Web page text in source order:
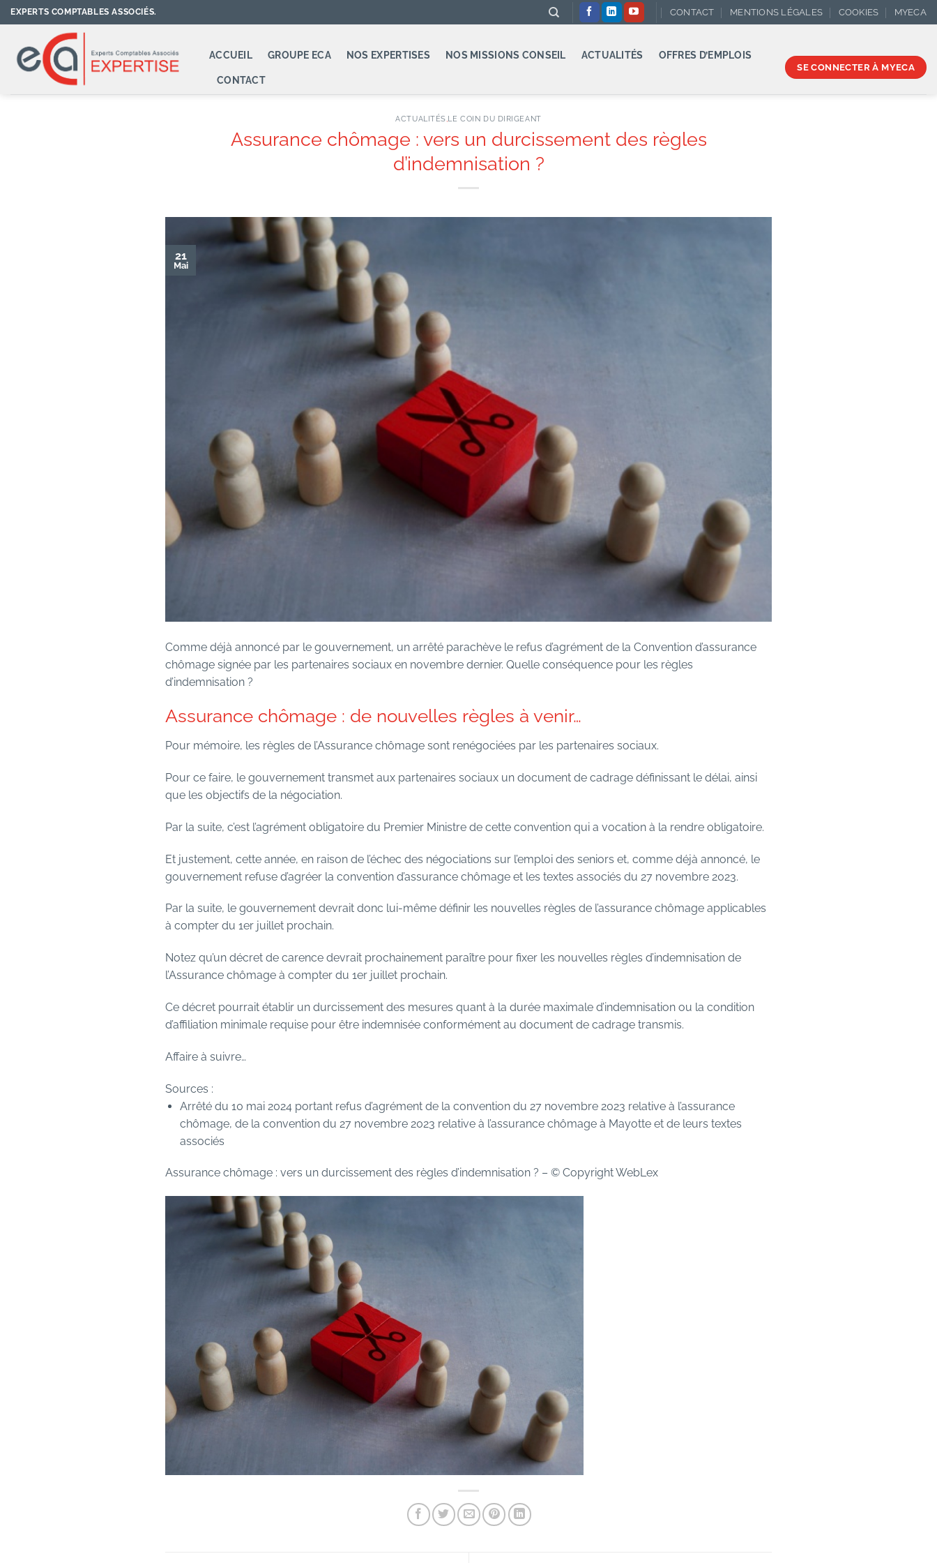
Passer
au
contenu
EXPERTS COMPTABLES ASSOCIÉS. CONTACT MENTIONS LÉGALES COOKIES MYECA
ACCUEIL GROUPE ECA NOS EXPERTISES NOS MISSIONS CONSEIL ACTUALITÉS OFFRES D’EMPLOIS
CONTACT
SE CONNECTER À MYECA
ACTUALITÉS,LE COIN DU DIRIGEANT
Assurance chômage : vers un durcissement des règles
d’indemnisation ?
21
Mai
Comme déjà annoncé par le gouvernement, un arrêté parachève le refus d’agrément de la Convention d’assurance
chômage signée par les partenaires sociaux en novembre dernier. Quelle conséquence pour les règles
d’indemnisation ?
Assurance chômage : de nouvelles règles à venir…
Pour mémoire, les règles de l’Assurance chômage sont renégociées par les partenaires sociaux.
Pour ce faire, le gouvernement transmet aux partenaires sociaux un document de cadrage définissant le délai, ainsi
que les objectifs de la négociation.
Par la suite, c’est l’agrément obligatoire du Premier Ministre de cette convention qui a vocation à la rendre obligatoire.
Et justement, cette année, en raison de l’échec des négociations sur l’emploi des seniors et, comme déjà annoncé, le
gouvernement refuse d’agréer la convention d’assurance chômage et les textes associés du 27 novembre 2023.
Par la suite, le gouvernement devrait donc lui-même définir les nouvelles règles de l’assurance chômage applicables
à compter du 1er juillet prochain.
Notez qu’un décret de carence devrait prochainement paraître pour fixer les nouvelles règles d’indemnisation de
l’Assurance chômage à compter du 1er juillet prochain.
Ce décret pourrait établir un durcissement des mesures quant à la durée maximale d’indemnisation ou la condition
d’affiliation minimale requise pour être indemnisée conformément au document de cadrage transmis.
Affaire à suivre…
Sources :
Arrêté du 10 mai 2024 portant refus d’agrément de la convention du 27 novembre 2023 relative à l’assurance
chômage, de la convention du 27 novembre 2023 relative à l’assurance chômage à Mayotte et de leurs textes
associés
Assurance chômage : vers un durcissement des règles d’indemnisation ? – © Copyright WebLex